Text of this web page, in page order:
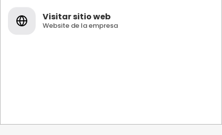
Visitar sitio web
Website de la empresa